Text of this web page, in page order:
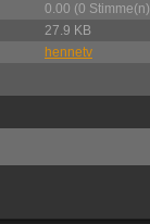
0.00 (0
27.9 KB
hennetv